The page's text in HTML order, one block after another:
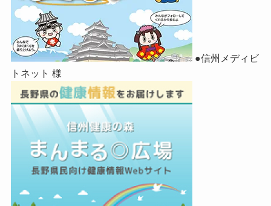
●信州メディビ
トネット 様